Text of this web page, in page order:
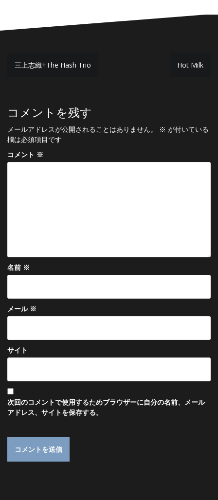
投
ビ
ゲ
ー
シ
三上志織+The Hash Trio Hot Milk
コメントを残す
メールアドレスが公開されることはありません。 ※ が付いている
欄は必須項目です
コメント ※
名前 ※
メール ※
サイト
次回のコメントで使用するためブラウザーに自分の名前、メール
アドレス、サイトを保存する。